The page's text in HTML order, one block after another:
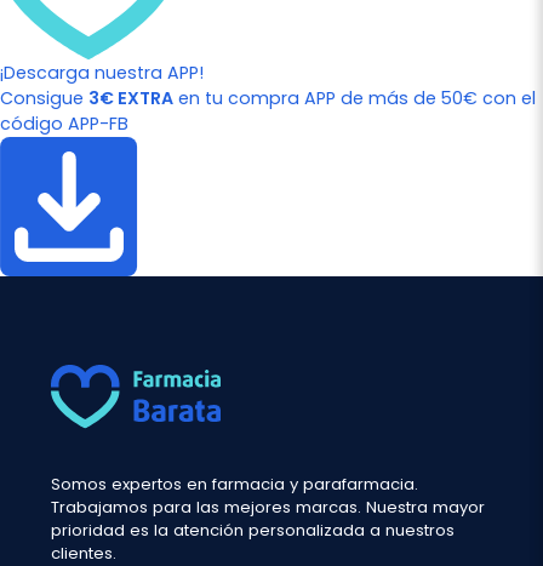
¡Descarga nuestra APP!
Consigue 3€ EXTRA en tu compra APP de más de 50€ con el
código APP-FB
Somos expertos en farmacia y parafarmacia.
Trabajamos para las mejores marcas. Nuestra mayor
prioridad es la atención personalizada a nuestros
clientes.